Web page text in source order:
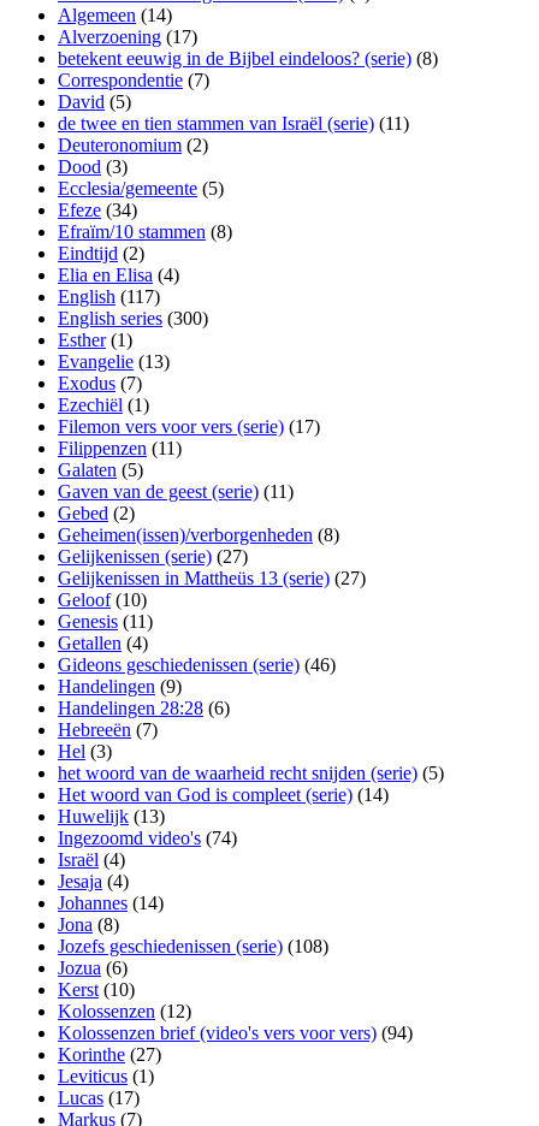
Algemeen (14)
Alverzoening (17)
betekent eeuwig in de Bijbel eindeloos? (serie) (8)
Correspondentie (7)
David (5)
de twee en tien stammen van Israël (serie) (11)
Deuteronomium (2)
Dood (3)
Ecclesia/gemeente (5)
Efeze (34)
Efraïm/10 stammen (8)
Eindtijd (2)
Elia en Elisa (4)
English (117)
English series (300)
Esther(1)
Evangelie (13)
Exodus (7)
Ezechiël (1)
Filemon vers voor vers (serie) (17)
Filippenzen (11)
Galaten (5)
Gaven van de geest (serie) (11)
Gebed (2)
Geheimen(issen)/verborgenheden (8)
Gelijkenissen (serie) (27)
Gelijkenissen in Mattheüs 13 (serie) (27)
Geloof(10)
Genesis (11)
Getallen (4)
Gideons geschiedenissen (serie) (46)
Handelingen (9)
Handelingen 28:28 (6)
Hebreeën (7)
Hel (3)
het woord van de waarheid recht snijden (serie) (5)
Het woord van God is compleet (serie) (14)
Huwelijk (13)
Ingezoomd video's (74)
Israël (4)
Jesaja (4)
Johannes (14)
Jona (8)
Jozefs geschiedenissen (serie) (108)
Jozua (6)
Kerst (10)
Kolossenzen (12)
Kolossenzen brief (video's vers voor vers) (94)
Korinthe (27)
Leviticus (1)
Lucas (17)
Markus (7)